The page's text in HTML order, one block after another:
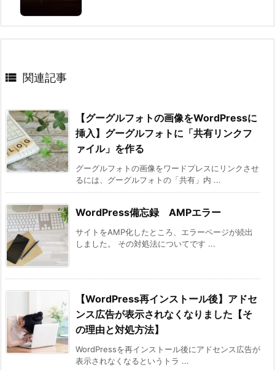
 関連記事
【グーグルフォトの画像をWordPressに
挿入】グーグルフォトに「共有リンクフ
ァイル」を作る
グーグルフォトの画像をワードプレスにリンクさせ
るには、グーグルフォトの「共有」内 ...
WordPress備忘録 AMPエラー
サイトをAMP化したところ、エラーページが続出
しました。 その対処法についてです ...
【WordPress再インストール後】アドセ
ンス広告が表示されなくなりました【そ
の理由と対処方法】
WordPressを再インストール後にアドセンス広告が
表示されなくなるというトラ ...